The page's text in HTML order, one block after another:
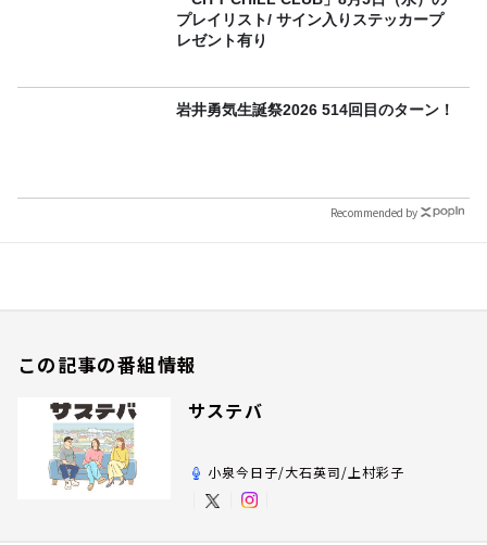
プレイリスト/ サイン入りステッカープ
レゼント有り
岩井勇気生誕祭2026 514回目のターン！
Recommended by
この記事の番組情報
サステバ
小泉今日子/大石英司/上村彩子